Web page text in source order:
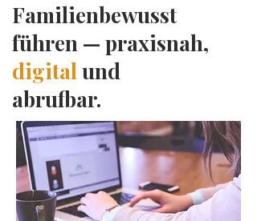
Familienbewusst
führen — praxisnah,
digitalund
abrufbar.